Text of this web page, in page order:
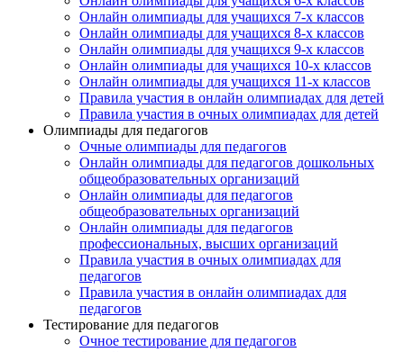
Онлайн олимпиады для учащихся 7-х классов
Онлайн олимпиады для учащихся 8-х классов
Онлайн олимпиады для учащихся 9-х классов
Онлайн олимпиады для учащихся 10-х классов
Онлайн олимпиады для учащихся 11-х классов
Правила участия в онлайн олимпиадах для детей
Правила участия в очных олимпиадах для детей
Олимпиады для педагогов
Очные олимпиады для педагогов
Онлайн олимпиады для педагогов дошкольных
общеобразовательных организаций
Онлайн олимпиады для педагогов
общеобразовательных организаций
Онлайн олимпиады для педагогов
профессиональных, высших организаций
Правила участия в очных олимпиадах для
педагогов
Правила участия в онлайн олимпиадах для
педагогов
Тестирование для педагогов
Очное тестирование для педагогов